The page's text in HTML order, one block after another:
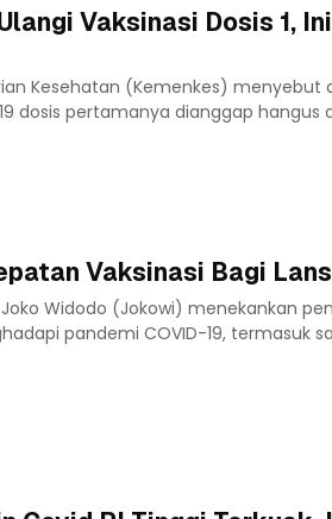
Vaksinasi Dosis 1,
Kesehatan (Kemenkes)
dosis pertamanya dianggap hangus
Vaksinasi Bagi
Joko Widodo (Jokowi) menekankan
pandemi COVID-19, termasuk